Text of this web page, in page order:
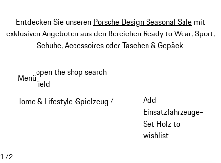
Entdecken Sie unseren Porsche Design Seasonal Sale mit
exklusiven Angeboten aus den Bereichen Ready to Wear,Sport,
Schuhe,AccessoiresoderTaschen & Gepäck.
Hauptinhalt
Menüopen the shop search
field
Home & Lifestyle /Spielzeug /
Add
Einsatzfahrzeuge-
Set Holz to
wishlist
1 /2